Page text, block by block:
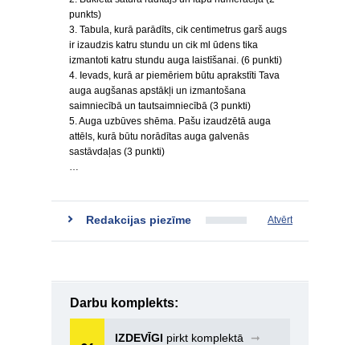
punkts)
3. Tabula, kurā parādīts, cik centimetrus garš augs
ir izaudzis katru stundu un cik ml ūdens tika
izmantoti katru stundu auga laistīšanai. (6 punkti)
4. Ievads, kurā ar piemēriem būtu aprakstīti Tava
auga augšanas apstākļi un izmantošana
saimniecībā un tautsaimniecībā (3 punkti)
5. Auga uzbūves shēma. Pašu izaudzētā auga
attēls, kurā būtu norādītas auga galvenās
sastāvdaļas (3 punkti)
…
Redakcijas piezīme Atvērt
Darbu komplekts:
IZDEVĪGI pirkt komplektā
➞